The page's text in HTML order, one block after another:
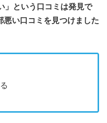
」という口コミは発見で
悪い口コミを見つけました